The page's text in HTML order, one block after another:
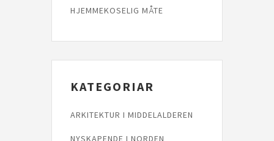
HJEMMEKOSELIG MÅTE
KATEGORIAR
ARKITEKTUR I MIDDELALDEREN
NYSKAPENDE I NORDEN